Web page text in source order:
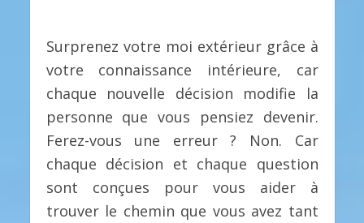
Surprenez votre moi extérieur grâce à
votre connaissance intérieure, car
chaque nouvelle décision modifie la
personne que vous pensiez devenir.
Ferez-vous une erreur ? Non. Car
chaque décision et chaque question
sont conçues pour vous aider à
trouver le chemin que vous avez tant